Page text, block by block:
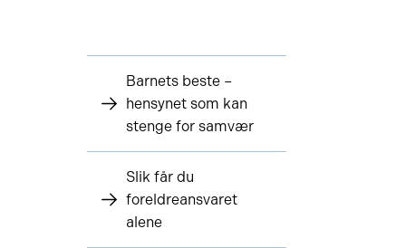
Barnets beste –
hensynet som kan
stenge for samvær
Slik får du
foreldreansvaret
alene